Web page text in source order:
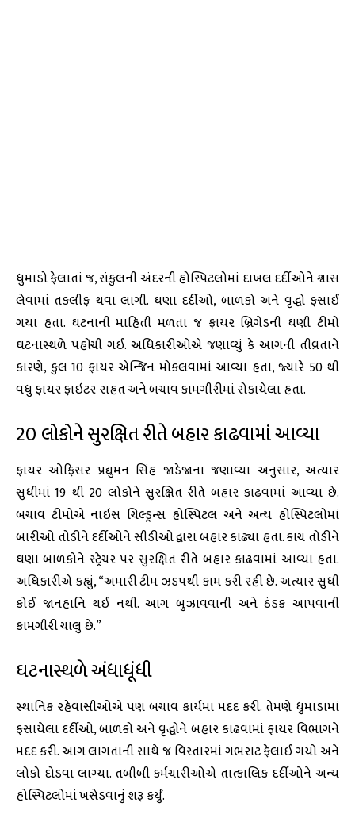
ધુમાડો ફેલાતાં જ, સંકુલની અંદરની હોસ્પિટલોમાં દાખલ દર્દીઓને શ્વાસ
લેવામાં તકલીફ થવા લાગી. ઘણા દર્દીઓ, બાળકો અને વૃદ્ધો ફસાઈ
ગયા હતા. ઘટનાની માહિતી મળતાં જ ફાયર બ્રિગેડની ઘણી ટીમો
ઘટનાસ્થળે પહોંચી ગઈ. અધિકારીઓએ જણાવ્યું કે આગની તીવ્રતાને
કારણે, કુલ 10 ફાયર એન્જિન મોકલવામાં આવ્યા હતા, જ્યારે 50 થી
વધુ ફાયર ફાઇટર રાહત અને બચાવ કામગીરીમાં રોકાયેલા હતા.
20 લોકોને સુરક્ષિત રીતે બહાર કાઢવામાં આવ્યા
ફાયર ઓફિસર પ્રદ્યુમન સિંહ જાડેજાના જણાવ્યા અનુસાર, અત્યાર
સુધીમાં 19 થી 20 લોકોને સુરક્ષિત રીતે બહાર કાઢવામાં આવ્યા છે.
બચાવ ટીમોએ નાઇસ ચિલ્ડ્રન્સ હોસ્પિટલ અને અન્ય હોસ્પિટલોમાં
બારીઓ તોડીને દર્દીઓને સીડીઓ દ્વારા બહાર કાઢ્યા હતા. કાચ તોડીને
ઘણા બાળકોને સ્ટ્રેચર પર સુરક્ષિત રીતે બહાર કાઢવામાં આવ્યા હતા.
અધિકારીએ કહ્યું, “અમારી ટીમ ઝડપથી કામ કરી રહી છે. અત્યાર સુધી
કોઈ જાનહાનિ થઈ નથી. આગ બુઝાવવાની અને ઠંડક આપવાની
કામગીરી ચાલુ છે.”
ઘટનાસ્થળે અંધાધૂંધી
સ્થાનિક રહેવાસીઓએ પણ બચાવ કાર્યમાં મદદ કરી. તેમણે ધુમાડામાં
ફસાયેલા દર્દીઓ, બાળકો અને વૃદ્ધોને બહાર કાઢવામાં ફાયર વિભાગને
મદદ કરી. આગ લાગતાની સાથે જ વિસ્તારમાં ગભરાટ ફેલાઈ ગયો અને
લોકો દોડવા લાગ્યા. તબીબી કર્મચારીઓએ તાત્કાલિક દર્દીઓને અન્ય
હોસ્પિટલોમાં ખસેડવાનું શરૂ કર્યું.